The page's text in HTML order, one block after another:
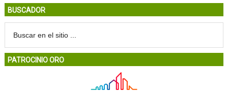
BUSCADOR
PATROCINIO ORO